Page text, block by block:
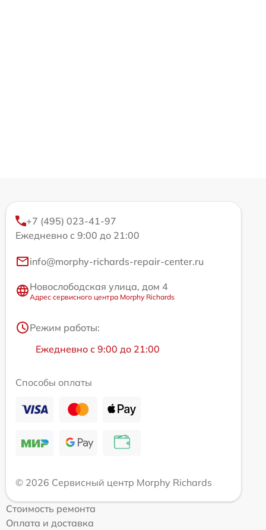
+7 (495) 023-41-97
Ежедневно с 9:00 до 21:00
info@morphy-richards-repair-center.ru
Новослободская улица, дом 4
Адрес сервисного центра Morphy Richards
Режим работы:
Ежедневно с 9:00 до 21:00
Способы оплаты
© 2026 Сервисный центр Morphy Richards
Стоимость ремонта
Оплата и доставка